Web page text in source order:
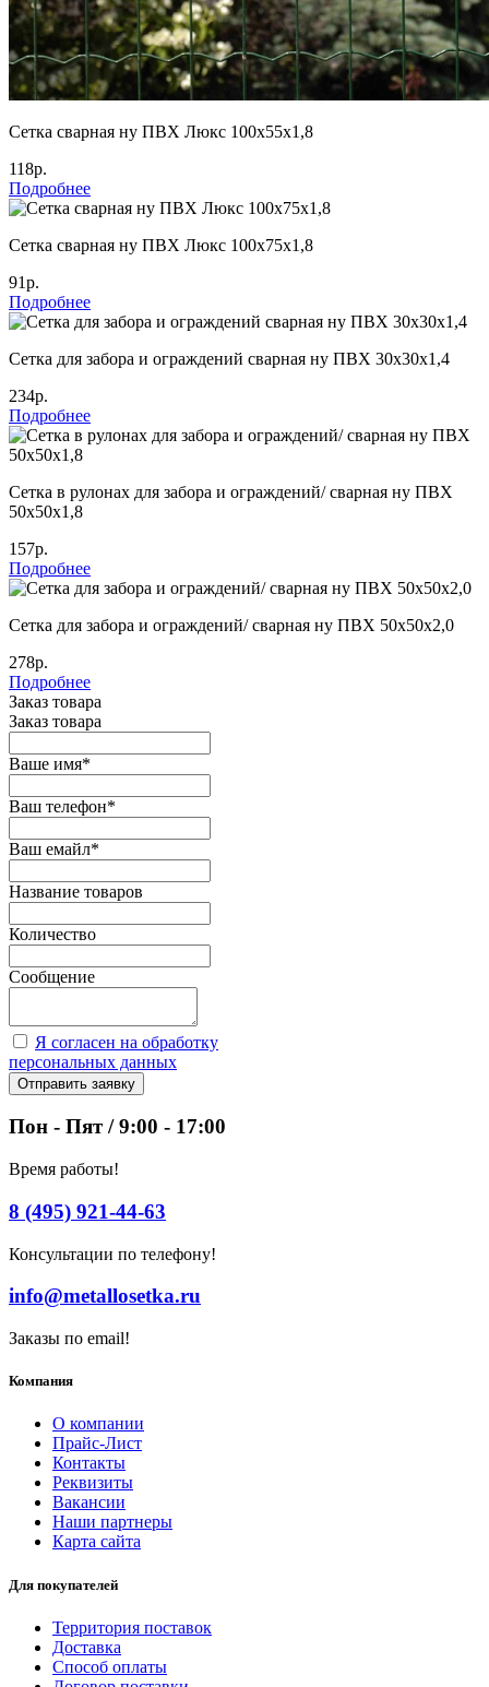
Сетка сварная ну ПВХ Люкс 100х55х1,8
118р.
Подробнее
Сетка сварная ну ПВХ Люкс 100х75х1,8
91р.
Подробнее
Сетка для забора и ограждений сварная ну ПВХ 30х30х1,4
234р.
Подробнее
Сетка в рулонах для забора и ограждений/ сварная ну ПВХ
50х50х1,8
157р.
Подробнее
Сетка для забора и ограждений/ сварная ну ПВХ 50х50х2,0
278р.
Подробнее
Заказ товара
Заказ товара
Ваше имя*
Ваш телефон*
Ваш емайл*
Название товаров
Количество
Сообщение
Я согласен на обработку
персональных данных
Отправить заявку
Пон - Пят / 9:00 - 17:00
Время работы!
8 (495) 921-44-63
Консультации по телефону!
info@metallosetka.ru
Заказы по email!
Компания
О компании
Прайс-Лист
Контакты
Реквизиты
Вакансии
Наши партнеры
Карта сайта
Для покупателей
Территория поставок
Доставка
Способ оплаты